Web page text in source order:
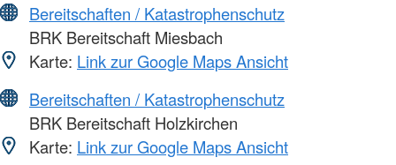
Bereitschaften / Katastrophenschutz
BRK Bereitschaft Miesbach
Karte: Link zur Google Maps Ansicht
Bereitschaften / Katastrophenschutz
BRK Bereitschaft Holzkirchen
Karte: Link zur Google Maps Ansicht